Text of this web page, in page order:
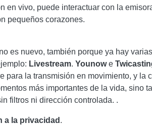
en vivo, puede interactuar con la
pequeños corazones.
es nuevo, también porque ya hay
Livestream. Younowe
para la transmisión en movimiento, y la
más importantes de la vida, sino
filtros ni dirección controlada. .
a la privacidad .